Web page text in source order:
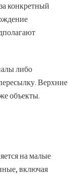
конкретный
либо
Верхние
объекты.
на малые
включая